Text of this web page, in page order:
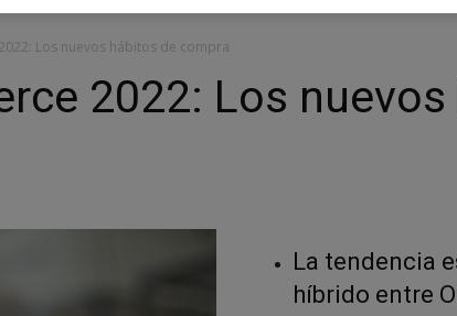
Los nuevos hábitos de compra
2022: Los
La tendencia
híbrido entre